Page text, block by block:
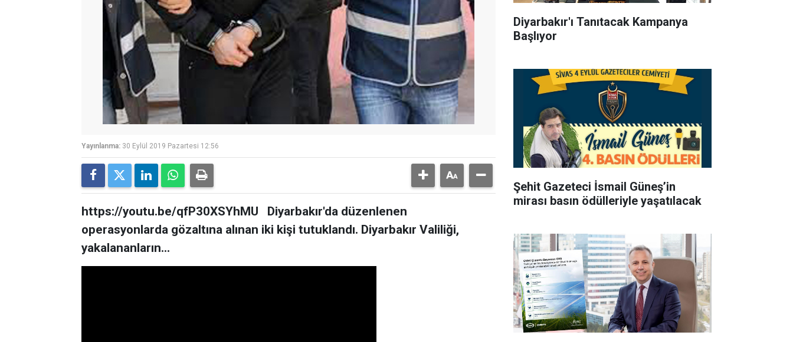
Yayınlanma: 30 Eylül 2019 Pazartesi 12:56
https://youtu.be/qfP30XSYhMU Diyarbakır'da düzenlenen
operasyonlarda gözaltına alınan iki kişi tutuklandı. Diyarbakır Valiliği,
yakalananların...
Diyarbakır'ı Tanıtacak Kampanya
Başlıyor
Şehit Gazeteci İsmail Güneş’in
mirası basın ödülleriyle yaşatılacak